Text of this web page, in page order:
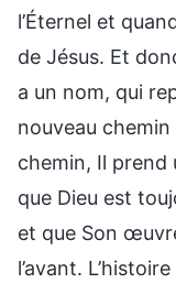
l’Éternel et
de Jésus. Et
a un nom, qui
nouveau
chemin, Il prend
que Dieu est
et que Son
l’avant.